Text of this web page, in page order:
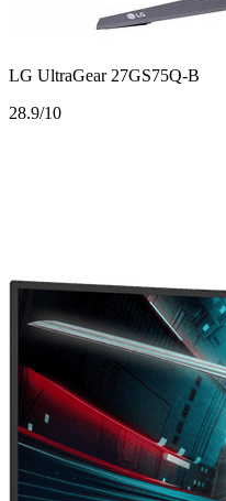
LG UltraGear 27GS75Q-B
28.9/10